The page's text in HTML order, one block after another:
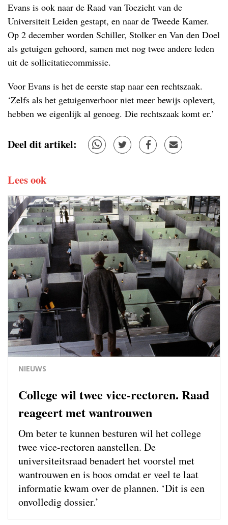
Evans is ook naar de Raad van Toezicht van de
Universiteit Leiden gestapt, en naar de Tweede Kamer.
Op 2 december worden Schiller, Stolker en Van den Doel
als getuigen gehoord, samen met nog twee andere leden
uit de sollicitatiecommissie.
Voor Evans is het de eerste stap naar een rechtszaak.
‘Zelfs als het getuigenverhoor niet meer bewijs oplevert,
hebben we eigenlijk al genoeg. Die rechtszaak komt er.’
Deel dit artikel:
Lees ook
NIEUWS
College wil twee vice-rectoren. Raad
reageert met wantrouwen
Om beter te kunnen besturen wil het college
twee vice-rectoren aanstellen. De
universiteitsraad benadert het voorstel met
wantrouwen en is boos omdat er veel te laat
informatie kwam over de plannen. ‘Dit is een
onvolledig dossier.’